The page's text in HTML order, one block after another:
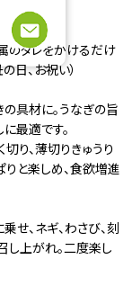
のタレをかけるだけ
日、お祝い）
の具材に。うなぎの旨
最適です。
切り、薄切りきゅうり
りと楽しめ、食欲増進
せ、ネギ、わさび、刻
し上がれ。二度楽し